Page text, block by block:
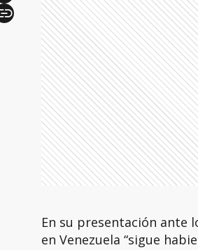
En su presentación ante
en Venezuela “sigue